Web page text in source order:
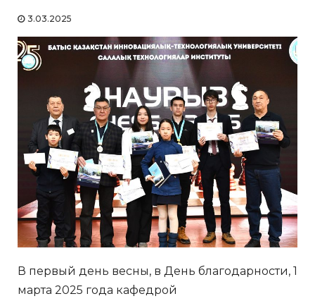
3.03.2025
В первый день весны, в День благодарности, 1
марта 2025 года кафедрой